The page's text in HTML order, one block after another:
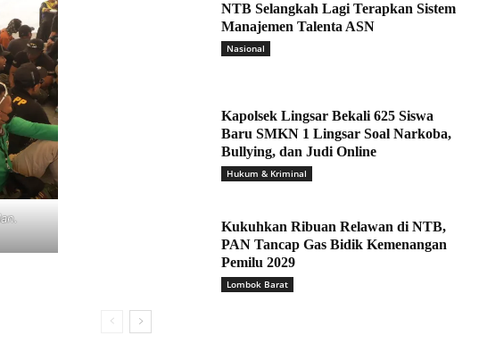
NTB Selangkah Lagi Terapkan Sistem
Manajemen Talenta ASN
Nasional
Kapolsek Lingsar Bekali 625 Siswa
Baru SMKN 1 Lingsar Soal Narkoba,
Bullying, dan Judi Online
Hukum & Kriminal
Kukuhkan Ribuan Relawan di NTB,
PAN Tancap Gas Bidik Kemenangan
Pemilu 2029
Lombok Barat